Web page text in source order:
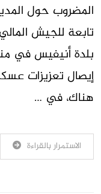
المضروب حول
تابعة للجيش
بلدة أنيفيس في
إيصال تعزيزات
هناك، في …
الاستمرار بالقراءة